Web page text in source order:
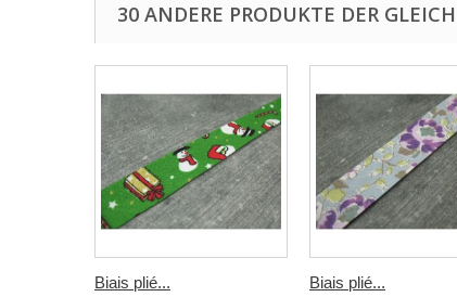
30 ANDERE PRODUKTE DER
Biais plié... Biais plié...